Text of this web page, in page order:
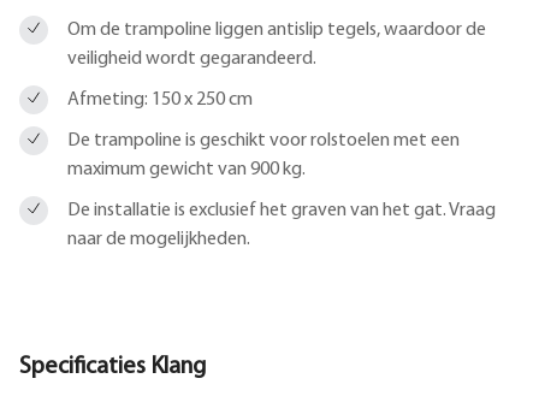
Om de trampoline liggen antislip tegels, waardoor de
veiligheid wordt gegarandeerd.
Afmeting: 150 x 250 cm
De trampoline is geschikt voor rolstoelen met een
maximum gewicht van 900 kg.
De installatie is exclusief het graven van het gat. Vraag
naar de mogelijkheden.
Specificaties Klang